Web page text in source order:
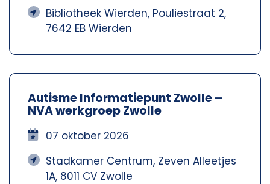
Bibliotheek Wierden, Pouliestraat 2,
7642 EB Wierden
Autisme Informatiepunt Zwolle –
NVA werkgroep Zwolle
07 oktober 2026
Stadkamer Centrum, Zeven Alleetjes
1A, 8011 CV Zwolle